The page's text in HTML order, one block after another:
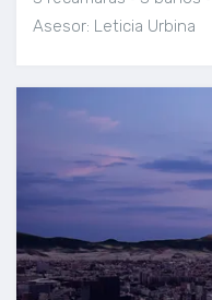
Asesor: Leticia Urbina